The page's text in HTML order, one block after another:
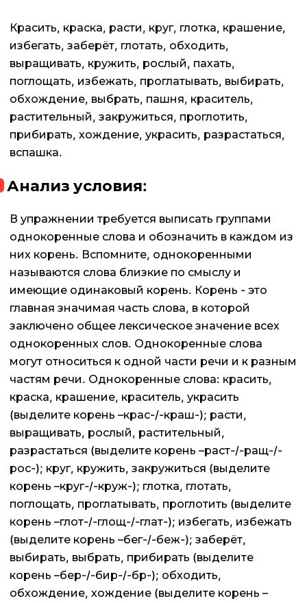
Красить, краска, расти, круг, глотка, крашение,
избегать, заберёт, глотать, обходить,
выращивать, кружить, рослый, пахать,
поглощать, избежать, проглатывать, выбирать,
обхождение, выбрать, пашня, краситель,
растительный, закружиться, проглотить,
прибирать, хождение, украсить, разрастаться,
вспашка.
Анализ условия:
В упражнении требуется выписать группами
однокоренные слова и обозначить в каждом из
них корень. Вспомните, однокоренными
называются слова близкие по смыслу и
имеющие одинаковый корень. Корень - это
главная значимая часть слова, в которой
заключено общее лексическое значение всех
однокоренных слов. Однокоренные слова
могут относиться к одной части речи и к разным
частям речи. Однокоренные слова: красить,
краска, крашение, краситель, украсить
(выделите корень –крас-/-краш-); расти,
выращивать, рослый, растительный,
разрастаться (выделите корень –раст-/-ращ-/-
рос-); круг, кружить, закружиться (выделите
корень –круг-/-круж-); глотка, глотать,
поглощать, проглатывать, проглотить (выделите
корень –глот-/-глощ-/-глат-); избегать, избежать
(выделите корень –бег-/-беж-); заберёт,
выбирать, выбрать, прибирать (выделите
корень –бер-/-бир-/-бр-); обходить,
обхождение, хождение (выделите корень –